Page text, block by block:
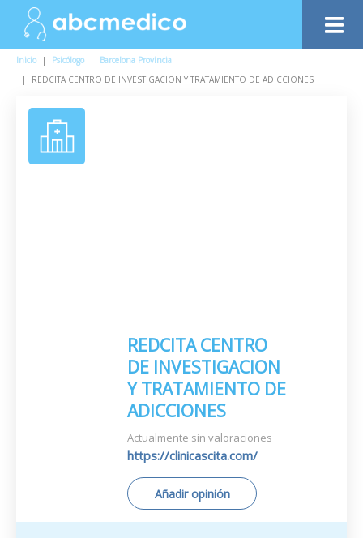
Inicio | Psicólogo |
Barcelona Provincia
|
REDCITA CENTRO DE INVESTIGACION Y TRATAMIENTO DE ADICCIONES
REDCITA CENTRO
DE INVESTIGACION
Y TRATAMIENTO DE
ADICCIONES
Actualmente sin valoraciones
https://clinicascita.com/
Añadir opinión